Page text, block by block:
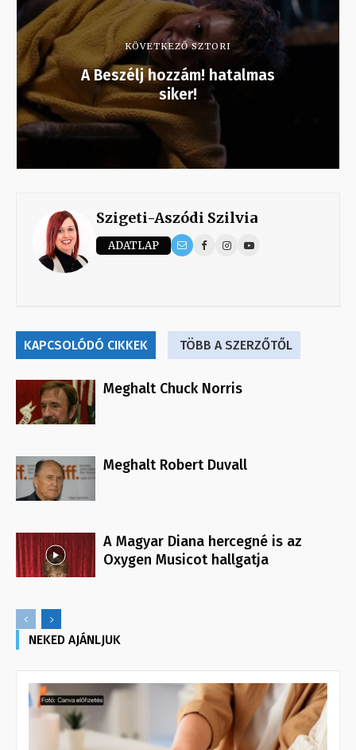
KÖVETKEZŐ SZTORI
A Beszélj hozzám! hatalmas
siker!
Szigeti-Aszódi Szilvia
ADATLAP
KAPCSOLÓDÓ CIKKEK TÖBB A SZERZŐTŐL
Meghalt Chuck Norris
Meghalt Robert Duvall
A Magyar Diana hercegné is az
Oxygen Musicot hallgatja
NEKED AJÁNLJUK